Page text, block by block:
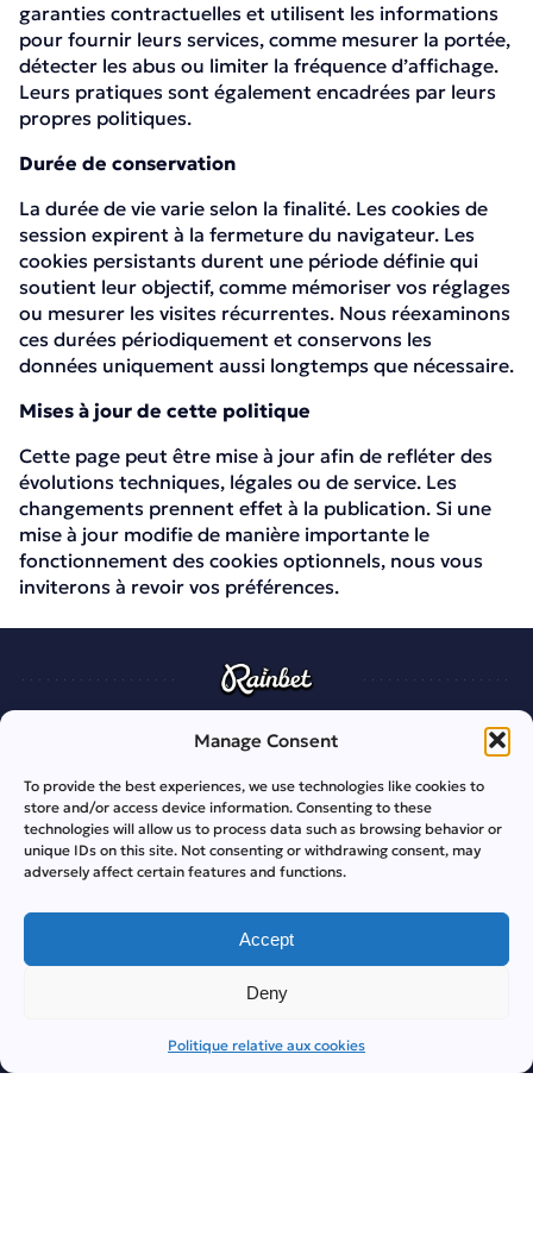
Manage Consent
To provide the best experiences, we use technologies like cookies to
store and/or access device information. Consenting to these
technologies will allow us to process data such as browsing behavior or
unique IDs on this site. Not consenting or withdrawing consent, may
adversely affect certain features and functions.
Accept
Deny
Politique relative aux cookies
garanties contractuelles et utilisent les informations
pour fournir leurs services, comme mesurer la portée,
détecter les abus ou limiter la fréquence d’affichage.
Leurs pratiques sont également encadrées par leurs
propres politiques.
Durée de conservation
La durée de vie varie selon la finalité. Les cookies de
session expirent à la fermeture du navigateur. Les
cookies persistants durent une période définie qui
soutient leur objectif, comme mémoriser vos réglages
ou mesurer les visites récurrentes. Nous réexaminons
ces durées périodiquement et conservons les
données uniquement aussi longtemps que nécessaire.
Mises à jour de cette politique
Cette page peut être mise à jour afin de refléter des
évolutions techniques, légales ou de service. Les
changements prennent effet à la publication. Si une
mise à jour modifie de manière importante le
fonctionnement des cookies optionnels, nous vous
inviterons à revoir vos préférences.
Politique relative aux cookies | Casinorainbet.com
December 22, 2025
December 22, 2025
© 2026 Сasinorainbet.com — Tous droits réservés. 18+ | Sous